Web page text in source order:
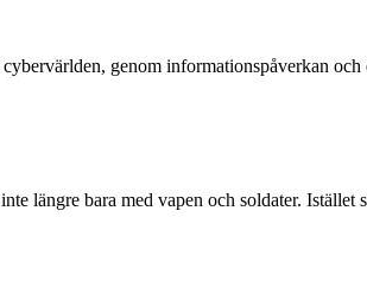
genom informationspåverkan
längre bara med vapen och soldater.